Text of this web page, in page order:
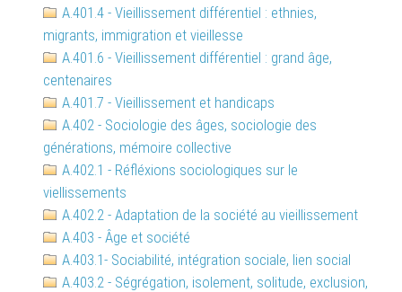
A.401.4 - Vieillissement différentiel : ethnies,
migrants, immigration et vieillesse
A.401.6 - Vieillissement différentiel : grand âge,
centenaires
A.401.7 - Vieillissement et handicaps
A.402 - Sociologie des âges, sociologie des
générations, mémoire collective
A.402.1 - Réfléxions sociologiques sur le
viellissements
A.402.2 - Adaptation de la société au vieillissement
A.403 - Âge et société
A.403.1- Sociabilité, intégration sociale, lien social
A.403.2 - Ségrégation, isolement, solitude, exclusion,